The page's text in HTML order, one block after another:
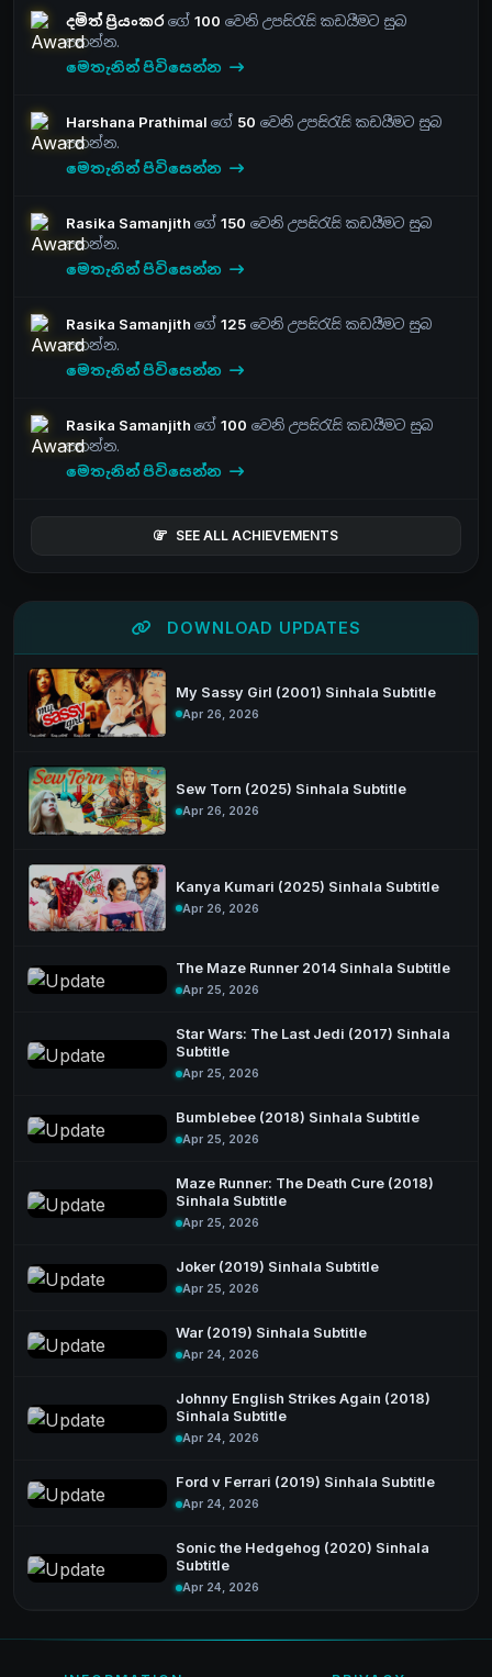
දමිත් ප්‍රියංකරගේ 100 වෙනි උපසිරැසි කඩයීමට සුබ
පතන්න.
මෙතැනින් පිවිසෙන්න
Harshana Prathimal ගේ 50 වෙනි උපසිරැසි කඩයීමට සුබ
පතන්න.
මෙතැනින් පිවිසෙන්න
Rasika Samanjith ගේ 150 වෙනි උපසිරැසි කඩයීමට සුබ
පතන්න.
මෙතැනින් පිවිසෙන්න
Rasika Samanjith ගේ 125 වෙනි උපසිරැසි කඩයීමට සුබ
පතන්න.
මෙතැනින් පිවිසෙන්න
Rasika Samanjith ගේ 100 වෙනි උපසිරැසි කඩයීමට සුබ
පතන්න.
මෙතැනින් පිවිසෙන්න
SEE ALL ACHIEVEMENTS
DOWNLOAD UPDATES
My Sassy Girl (2001) Sinhala Subtitle
Apr 26, 2026
Sew Torn (2025) Sinhala Subtitle
Apr 26, 2026
Kanya Kumari (2025) Sinhala Subtitle
Apr 26, 2026
The Maze Runner 2014 Sinhala Subtitle
Apr 25, 2026
Star Wars: The Last Jedi (2017) Sinhala
Subtitle
Apr 25, 2026
Bumblebee (2018) Sinhala Subtitle
Apr 25, 2026
Maze Runner: The Death Cure (2018)
Sinhala Subtitle
Apr 25, 2026
Joker (2019) Sinhala Subtitle
Apr 25, 2026
War (2019) Sinhala Subtitle
Apr 24, 2026
Johnny English Strikes Again (2018)
Sinhala Subtitle
Apr 24, 2026
Ford v Ferrari (2019) Sinhala Subtitle
Apr 24, 2026
Sonic the Hedgehog (2020) Sinhala
Subtitle
Apr 24, 2026